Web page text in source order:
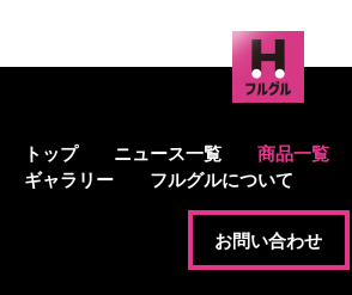
トップ ニュース一覧 商品一覧
ギャラリー
フルグルについて
お問い合わせ